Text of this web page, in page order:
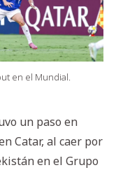
en el Mundial.
un paso en
Catar, al caer por
en el Grupo